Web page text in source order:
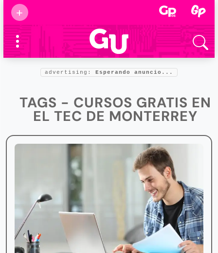
+
Supermamás
2025
Marcas de
confianza
Foro salud
advertising: Esperando anuncio...
TAGS - CURSOS GRATIS EN
EL TEC DE MONTERREY